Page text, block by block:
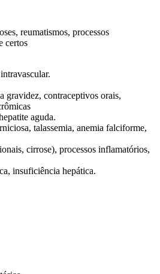
reumatismos, processos
certos
gravidez, contraceptivos orais,
aguda.
talassemia, anemia falciforme,
cirrose), processos inflamatórios,
insuficiência hepática.